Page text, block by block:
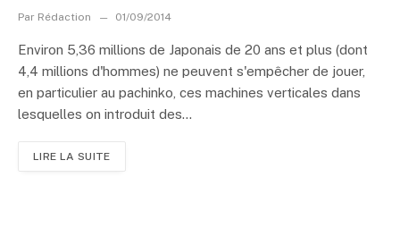
Par Rédaction 01/09/2014
Environ 5,36 millions de Japonais de 20 ans et plus (dont
4,4 millions d'hommes) ne peuvent s'empêcher de jouer,
en particulier au pachinko, ces machines verticales dans
lesquelles on introduit des...
LIRE LA SUITE